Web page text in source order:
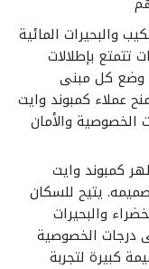
والبحيرات المائية
تتمتع بإطلالات
وضع كل مبنى
عملاء كمبوند وايت
والأمان
كمبوند وايت
يتيح للسكان
والبحيرات
درجات الخصوصية
كبيرة لتجربة